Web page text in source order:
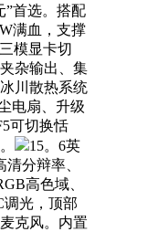
”首选。搭配
满血，支撑
模显卡切
杂输出、集
川散热系统
电扇、升级
可切换恬
15。6英
分辩率、
高色域、
调光，顶部
克风。内置